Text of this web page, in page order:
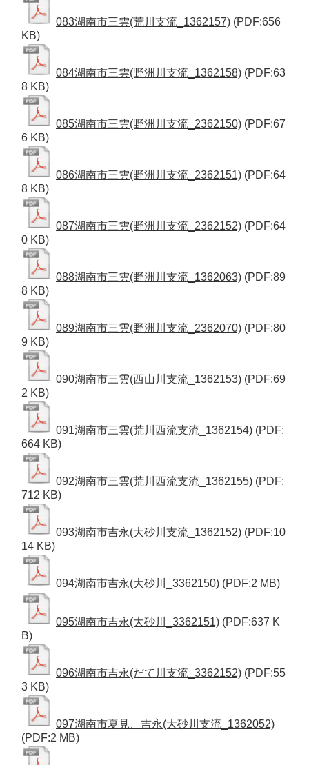
083湖南市三雲(荒川支流_1362157) (PDF:656
KB)
084湖南市三雲(野洲川支流_1362158) (PDF:63
8 KB)
085湖南市三雲(野洲川支流_2362150) (PDF:67
6 KB)
086湖南市三雲(野洲川支流_2362151) (PDF:64
8 KB)
087湖南市三雲(野洲川支流_2362152) (PDF:64
0 KB)
088湖南市三雲(野洲川支流_1362063) (PDF:89
8 KB)
089湖南市三雲(野洲川支流_2362070) (PDF:80
9 KB)
090湖南市三雲(西山川支流_1362153) (PDF:69
2 KB)
091湖南市三雲(荒川西流支流_1362154) (PDF:
664 KB)
092湖南市三雲(荒川西流支流_1362155) (PDF:
712 KB)
093湖南市吉永(大砂川支流_1362152) (PDF:10
14 KB)
094湖南市吉永(大砂川_3362150) (PDF:2 MB)
095湖南市吉永(大砂川_3362151) (PDF:637 K
B)
096湖南市吉永(だて川支流_3362152) (PDF:55
3 KB)
097湖南市夏見、吉永(大砂川支流_1362052)
(PDF:2 MB)